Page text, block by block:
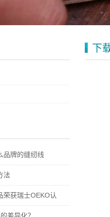
下
品牌的缝纫线
法
荣获瑞士OEKO认